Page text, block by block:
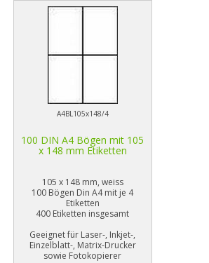
A4BL105x148/4
100 DIN A4 Bögen mit 105
x 148 mm Etiketten
105 x 148 mm, weiss
100 Bögen Din A4 mit je 4
Etiketten
400 Etiketten insgesamt
Geeignet für Laser-, Inkjet-,
Einzelblatt-, Matrix-Drucker
sowie Fotokopierer